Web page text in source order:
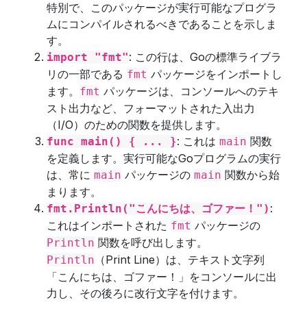
特別で、このパッケージが実行可能なプログラ
ムにコンパイルされるべきであることを示しま
す。
import "fmt": この行は、Goの標準ライブラ
リの一部である fmt パッケージをインポートし
ます。 fmt パッケージは、コンソールへのテキ
スト出力など、フォーマットされた入出力
（I/O）のための関数を提供します。
func main() { ... }: これは main 関数
を定義します。実行可能なGoプログラムの実行
は、常に main パッケージの main 関数から始
まります。
fmt.Println("こんにちは、ゴファー！") :
これはインポートされた fmt パッケージの
Println 関数を呼び出します。
Println （Print Line）は、テキスト文字列
「こんにちは、ゴファー！」をコンソールに出
力し、その後ろに改行文字を付けます。